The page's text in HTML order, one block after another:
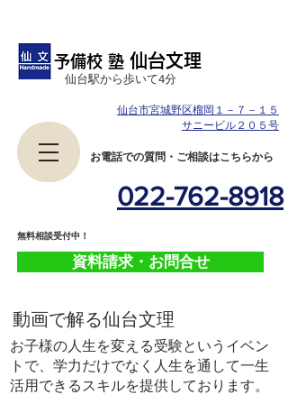
予備校 塾 仙台文理
022-762-8918
資料請求・お問合せ
​お電話での質問・ご相談はこちらから
​仙台駅から歩いて4分
​無料相談受付中！
仙台市宮城野区榴岡１－７－１５
サニービル２０５号
​動画で解る仙台文理
お子様の人生を変える受験というイベン
トで、学力だけでなく人生を通して一生
活用できるスキルを提供しております。